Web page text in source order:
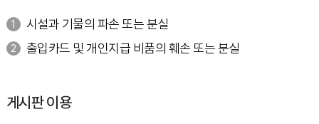
시설과 기물의 파손 또는 분실
출입카드 및 개인지급 비품의 훼손 또는 분실
게시판 이용